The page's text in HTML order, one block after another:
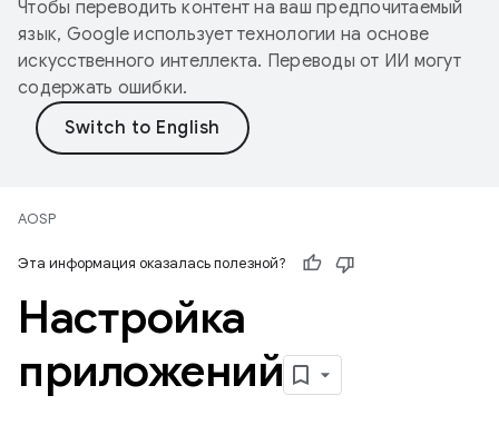
Чтобы переводить контент на ваш предпочитаемый
язык, Google использует технологии на основе
искусственного интеллекта. Переводы от ИИ могут
содержать ошибки.
AOSP
Эта информация оказалась полезной?
Настройка
приложений